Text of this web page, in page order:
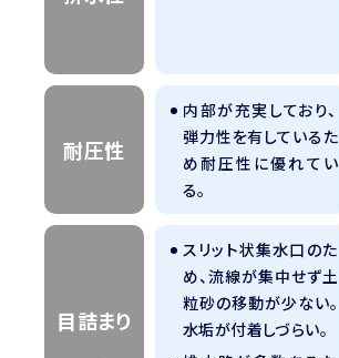
耐圧性
内部が充実しており、
弾力性を有しているた
め耐圧性に優れてい
る。
目詰まり
スリット状集水口のた
め、流線が集中せず土
粒砂の移動が少ない。
水垢が付着しづらい。